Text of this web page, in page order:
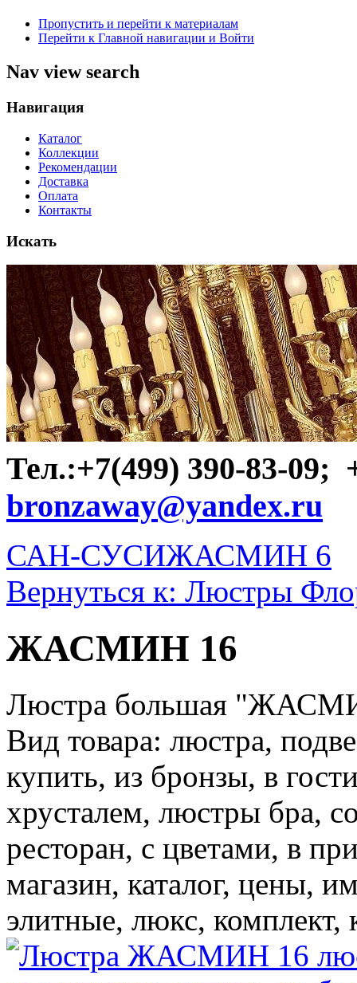
Пропустить и перейти к материалам
Перейти к Главной навигации и Войти
Nav view search
Навигация
Каталог
Коллекции
Рекомендации
Доставка
Оплата
Контакты
Искать
Тел.:+7(499) 390-83-09;
bronzaway@yandex.ru
САН-СУСИЖАСМИН 6
Вернуться к: Люстры
ЖАСМИН 16
Люстра большая
Вид товара: люстра,
купить, из бронзы, в
хрусталем, люстры бра,
ресторан, с цветами, в
магазин, каталог, цены,
элитные, люкс, комплект,